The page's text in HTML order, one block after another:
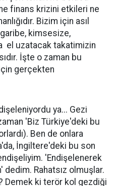
finans krizini etkileri ne
Bizim için asıl
kimsesize,
el uzatacak takatimizin
İşte o zaman bu
gerçekten
ya... Gezi
'Biz Türkiye'deki bu
Ben de onlara
İngiltere'deki bu son
'Endişelenerek
dedim. Rahatsız olmuşlar.
Demek ki terör kol gezdiği